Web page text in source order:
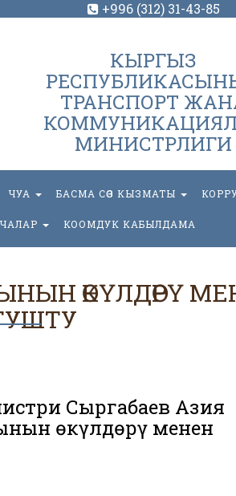
+996 (312) 31-43-85
КЫРГЫЗ
ТРАНСПОРТ
МИНИСТРЛИГИ
ЧУА БАСМА СӨЗ КЫЗМАТЫ
КООМДУК КАБЫЛДАМА
ӨКҮЛДӨРҮ
Сыргабаев Азия
өкүлдөрү менен